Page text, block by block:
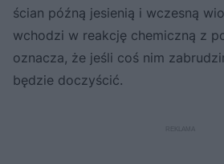
ścian późną jesienią i wczesną
wchodzi w reakcję chemiczną z
oznacza, że jeśli coś nim
będzie doczyścić.